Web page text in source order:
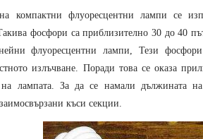
компактни флуоресцентни лампи се
фосфори са приблизително 30 до 40
флуоресцентни лампи, Тези
излъчване. Поради това се оказа
на лампата. За да се намали дължината
къси секции.